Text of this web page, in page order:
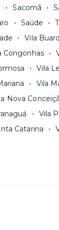
Sacomã
Saúde
Vila
Congonhas
Vila
Vila
Nova
Vila
Catarina